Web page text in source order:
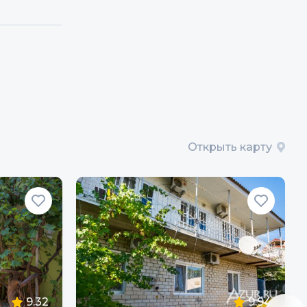
Открыть карту
9.32 9.94